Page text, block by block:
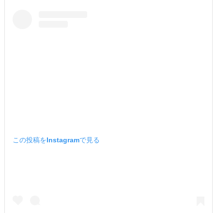
この投稿をInstagramで見る